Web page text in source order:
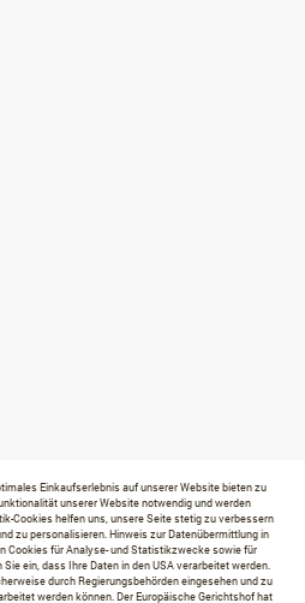
Einkaufserlebnis auf unserer Website bieten zu
unserer Website notwendig und werden
Cookies helfen uns, unsere Seite stetig zu verbessern
zu personalisieren. Hinweis zur Datenübermittlung in
Cookies für Analyse- und Statistikzwecke sowie für
ein, dass Ihre Daten in den USA verarbeitet werden.
durch Regierungsbehörden eingesehen und zu
werden können. Der Europäische Gerichtshof hat